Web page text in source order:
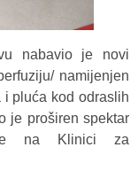
nabavio je novi
namijenjen
i pluća kod odraslih
je proširen spektar
na Klinici za